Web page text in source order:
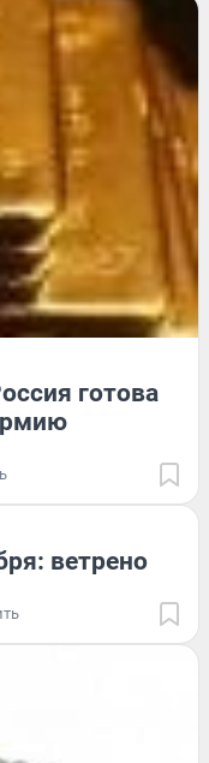
готова
ветрено